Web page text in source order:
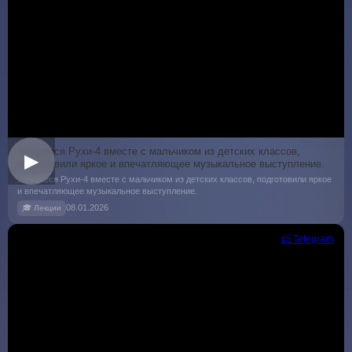
▶
Учащиеся Рухи-4 вместе с мальчиком из детских классов,
подготовили яркое и впечатляющее музыкальное выступление.
Учащиеся Рухи-4 вместе с мальчиком из детских классов, подготовили яркое
и впечатляющее музыкальное выступление.
🎓 Лекции 08.01.2026
📨 Telegram